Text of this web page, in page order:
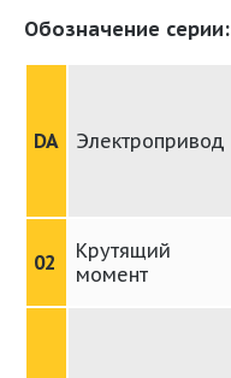
Обозначение серии:
DA Электропривод
02
Крутящий
момент